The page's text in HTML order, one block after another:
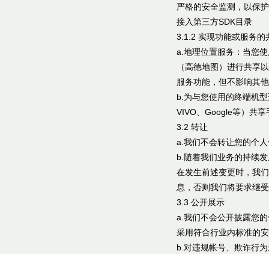
严格的安全监测，以保
接入第三方SDK目录
3.1.2 实现功能或服务的
a.地理位置服务：当您
（高德地图）进行共享
服务功能，但不影响其
b.为与您使用的终端机
VIVO、Google等）共
3.2 转让
a.我们不会转让您的个
b.随着我们业务的持续
在发生前述变更时，我
息，否则我们将要求继
3.3 公开展示
a.我们不会公开披露您
采用符合行业内标准的
b.对违规帐号、欺诈行